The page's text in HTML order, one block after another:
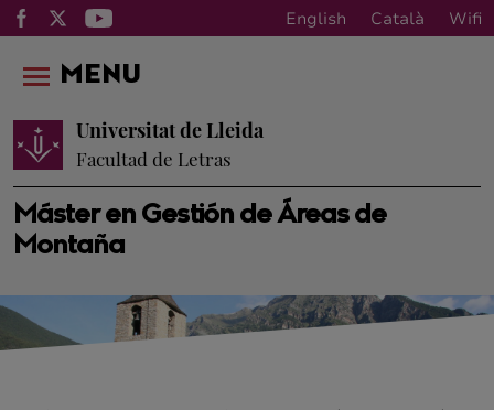
English Català Wifi
Máster en Gestión de Áreas de
Montaña
Universitat de Lleida
Facultad de Letras
MENU